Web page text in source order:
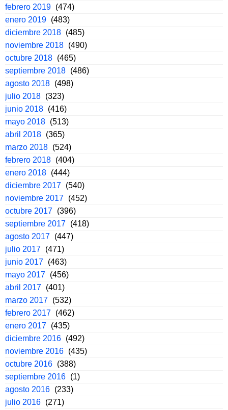
febrero 2019 (474)
enero 2019 (483)
diciembre 2018 (485)
noviembre 2018 (490)
octubre 2018 (465)
septiembre 2018 (486)
agosto 2018 (498)
julio 2018 (323)
junio 2018 (416)
mayo 2018 (513)
abril 2018 (365)
marzo 2018 (524)
febrero 2018 (404)
enero 2018 (444)
diciembre 2017 (540)
noviembre 2017 (452)
octubre 2017 (396)
septiembre 2017 (418)
agosto 2017 (447)
julio 2017 (471)
junio 2017 (463)
mayo 2017 (456)
abril 2017 (401)
marzo 2017 (532)
febrero 2017 (462)
enero 2017 (435)
diciembre 2016 (492)
noviembre 2016 (435)
octubre 2016 (388)
septiembre 2016 (1)
agosto 2016 (233)
julio 2016 (271)